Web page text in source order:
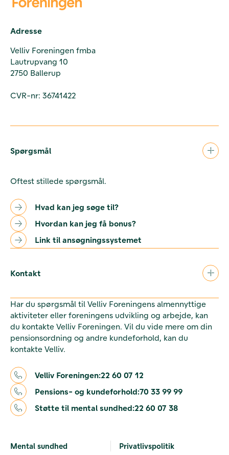
Adresse
Velliv Foreningen fmba
Lautrupvang 10
2750 Ballerup
CVR-nr: 36741422
Spørgsmål
Oftest stillede spørgsmål.
Hvad kan jeg søge til?
Hvordan kan jeg få bonus?
Link til ansøgningssystemet
Kontakt
Har du spørgsmål til Velliv Foreningens almennyttige
aktiviteter eller foreningens udvikling og arbejde, kan
du kontakte Velliv Foreningen. Vil du vide mere om din
pensionsordning og andre kundeforhold, kan du
kontakte Velliv.
Velliv Foreningen:22 60 07 12
Pensions- og kundeforhold:70 33 99 99
Støtte til mental sundhed:22 60 07 38
Mental sundhed Privatlivspolitik